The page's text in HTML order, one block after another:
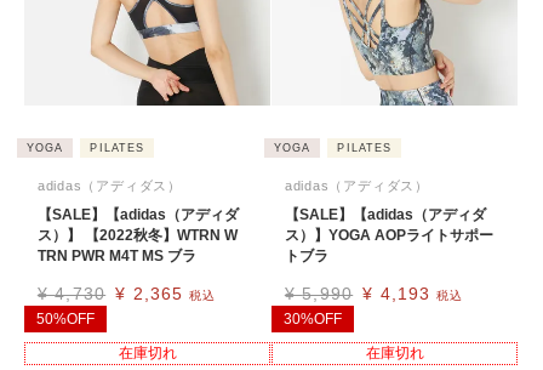
YOGA PILATES
adidas（アディダス）
【SALE】【adidas（アディダ
ス）】 【2022秋冬】WTRN W
TRN PWR M4T MS ブラ
¥ 4,730 ¥ 2,365 税込
50%OFF
在庫切れ
YOGA PILATES
adidas（アディダス）
【SALE】【adidas（アディダ
ス）】YOGA AOPライトサポー
トブラ
¥ 5,990 ¥ 4,193 税込
30%OFF
在庫切れ